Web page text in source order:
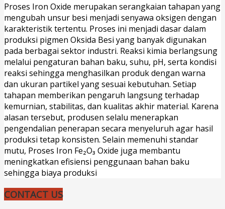
Proses Iron Oxide merupakan serangkaian tahapan yang
mengubah unsur besi menjadi senyawa oksigen dengan
karakteristik tertentu. Proses ini menjadi dasar dalam
produksi pigmen Oksida Besi yang banyak digunakan
pada berbagai sektor industri. Reaksi kimia berlangsung
melalui pengaturan bahan baku, suhu, pH, serta kondisi
reaksi sehingga menghasilkan produk dengan warna
dan ukuran partikel yang sesuai kebutuhan. Setiap
tahapan memberikan pengaruh langsung terhadap
kemurnian, stabilitas, dan kualitas akhir material. Karena
alasan tersebut, produsen selalu menerapkan
pengendalian penerapan secara menyeluruh agar hasil
produksi tetap konsisten. Selain memenuhi standar
mutu, Proses Iron Fe₂O₃ Oxide juga membantu
meningkatkan efisiensi penggunaan bahan baku
sehingga biaya produksi
CONTACT US